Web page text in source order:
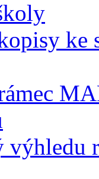
ke
výhledu